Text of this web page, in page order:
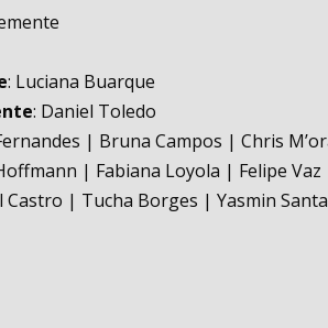
: Luciana Buarque
: Daniel Toledo
| Bruna Campos | Chris
| Fabiana Loyola | Felipe
Castro | Tucha Borges | Yasmin